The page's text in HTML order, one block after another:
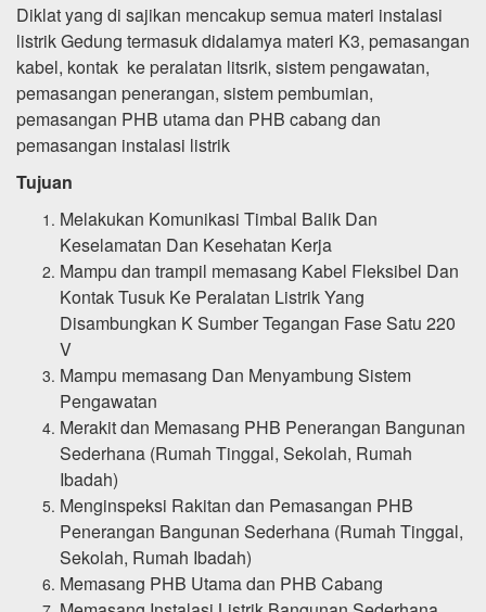
Diklat yang di sajikan mencakup semua materi instalasi
listrik Gedung termasuk didalamya materi K3, pemasangan
kabel, kontak ke peralatan litsrik, sistem pengawatan,
pemasangan penerangan, sistem pembumian,
pemasangan PHB utama dan PHB cabang dan
pemasangan instalasi listrik
Tujuan
Melakukan Komunikasi Timbal Balik Dan
Keselamatan Dan Kesehatan Kerja
Mampu dan trampil memasang Kabel Fleksibel Dan
Kontak Tusuk Ke Peralatan Listrik Yang
Disambungkan K Sumber Tegangan Fase Satu 220
V
Mampu memasang Dan Menyambung Sistem
Pengawatan
Merakit dan Memasang PHB Penerangan Bangunan
Sederhana (Rumah Tinggal, Sekolah, Rumah
Ibadah)
Menginspeksi Rakitan dan Pemasangan PHB
Penerangan Bangunan Sederhana (Rumah Tinggal,
Sekolah, Rumah Ibadah)
Memasang PHB Utama dan PHB Cabang